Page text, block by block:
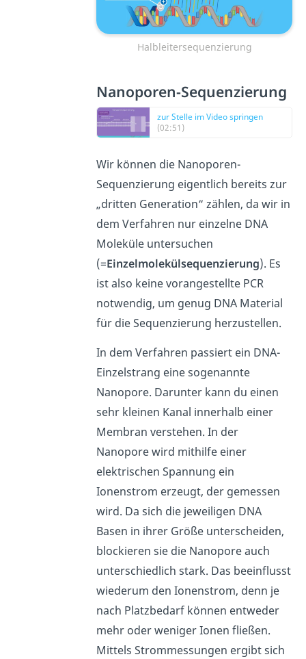
Halbleitersequenzierung
Nanoporen-Sequenzierung
zur Stelle im Video springen
(02:51)
Wir können die Nanoporen-
Sequenzierung eigentlich bereits zur
„dritten Generation“ zählen, da wir in
dem Verfahren nur einzelne DNA
Moleküle untersuchen
(=Einzelmolekülsequenzierung). Es
ist also keine vorangestellte PCR
notwendig, um genug DNA Material
für die Sequenzierung herzustellen.
In dem Verfahren passiert ein DNA-
Einzelstrang eine sogenannte
Nanopore. Darunter kann du einen
sehr kleinen Kanal innerhalb einer
Membran verstehen. In der
Nanopore wird mithilfe einer
elektrischen Spannung ein
Ionenstrom erzeugt, der gemessen
wird. Da sich die jeweiligen DNA
Basen in ihrer Größe unterscheiden,
blockieren sie die Nanopore auch
unterschiedlich stark. Das beeinflusst
wiederum den Ionenstrom, denn je
nach Platzbedarf können entweder
mehr oder weniger Ionen fließen.
Mittels Strommessungen ergibt sich